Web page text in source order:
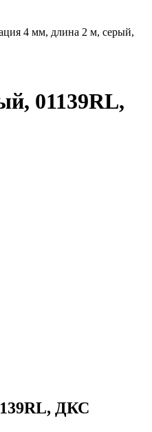
4 мм, длина 2 м, серый,
01139RL,
ДКС